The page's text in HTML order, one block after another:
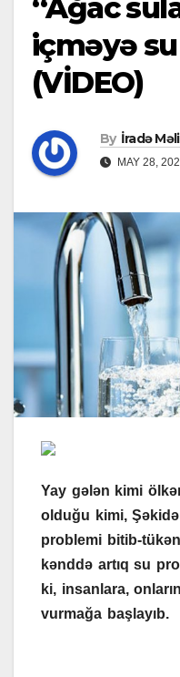
“Ağac
içməyə
(VİDEO)
By İradə
MAY 28,
Yay gələn kimi
olduğu kimi,
problemi bitib-
kənddə artıq su
ki, insanlara,
vurmağa başlayıb.